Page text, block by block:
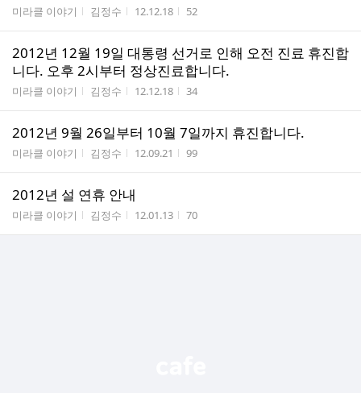
게시판명
미라클 이야기 작성자
김정수 작성시간
12.12.18 조회수
52
2012년 12월 19일 대통령 선거로 인해 오전 진료 휴진합
니다. 오후 2시부터 정상진료합니다.
게시판명
미라클 이야기 작성자
김정수 작성시간
12.12.18 조회수
34
2012년 9월 26일부터 10월 7일까지 휴진합니다.
게시판명
미라클 이야기 작성자
김정수 작성시간
12.09.21 조회수
99
2012년 설 연휴 안내
게시판명
미라클 이야기 작성자
김정수 작성시간
12.01.13 조회수
70